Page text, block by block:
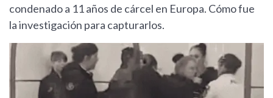
condenado a 11 años de cárcel en Europa. Cómo fue
la investigación para capturarlos.